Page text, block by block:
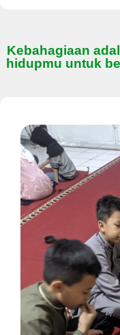
Kebahagiaan
hidupmu untuk